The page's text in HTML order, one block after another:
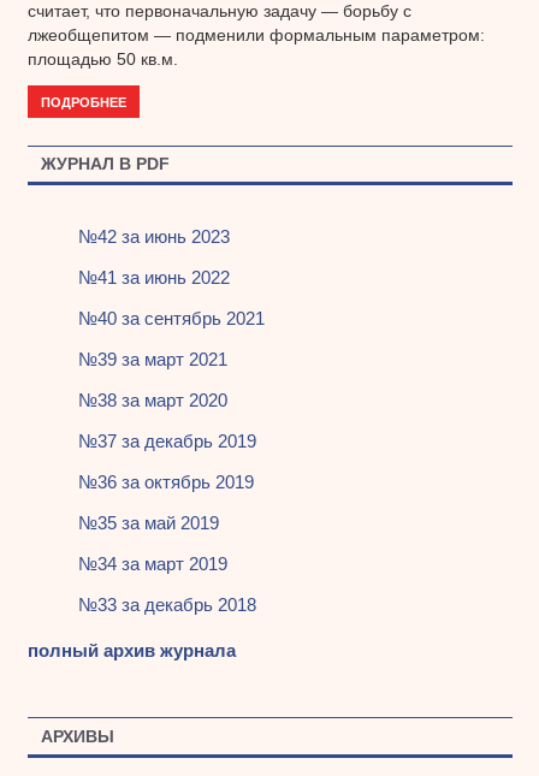
считает, что первоначальную задачу — борьбу с
лжеобщепитом — подменили формальным параметром:
площадью 50 кв.м.
ПОДРОБНЕЕ
ЖУРНАЛ В PDF
№42 за июнь 2023
№41 за июнь 2022
№40 за сентябрь 2021
№39 за март 2021
№38 за март 2020
№37 за декабрь 2019
№36 за октябрь 2019
№35 за май 2019
№34 за март 2019
№33 за декабрь 2018
полный архив журнала
АРХИВЫ